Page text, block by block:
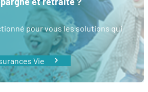
pour vous les solutions qui
Vie